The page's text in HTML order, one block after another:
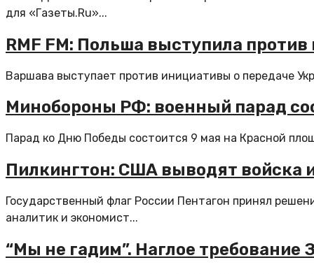
для «Газеты.Ru»...
RMF FM: Польша выступила
Варшава выступает против инициативы о передаче
Минобороны РФ: военный парад
Парад ко Дню Победы состоится 9 мая на Красной
Пилкингтон: США выводят войска
Государственный флаг России Пентагон принял
аналитик и экономист...
“Мы не гадим”. Наглое требование